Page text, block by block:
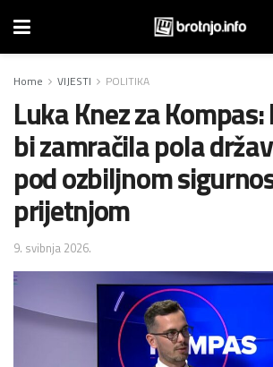
Home VIJESTI POLITIKA
Luka Knez za
bi zamračila pola
pod ozbiljnom
prijetnjom
9. svibnja 2026.